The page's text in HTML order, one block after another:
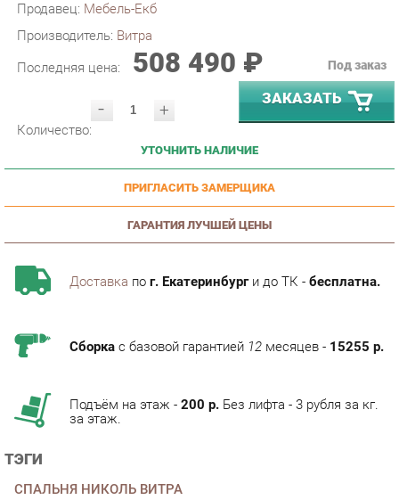
Производитель:Витра
Последняя цена: 508 490 ₽
- ЗАКАЗАТЬ
УТОЧНИТЬ НАЛИЧИЕ
ПРИГЛАСИТЬ ЗАМЕРЩИКА
ГАРАНТИЯ ЛУЧШЕЙ ЦЕНЫ
Доставкапог. Екатеринбурги до ТК -бесплатна.
ТЭГИ